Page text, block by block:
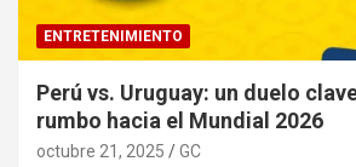
ENTRETENIMIENTO
Perú vs. Uruguay: un duelo
rumbo hacia el Mundial 2026
octubre 21, 2025 GC